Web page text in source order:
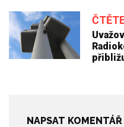
NAPSAT KOMENTÁŘ